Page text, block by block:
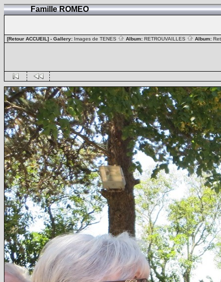
Famille ROMEO
[Retour ACCUEIL] - Gallery: Images de TENES Album: RETROUVAILLES Album: